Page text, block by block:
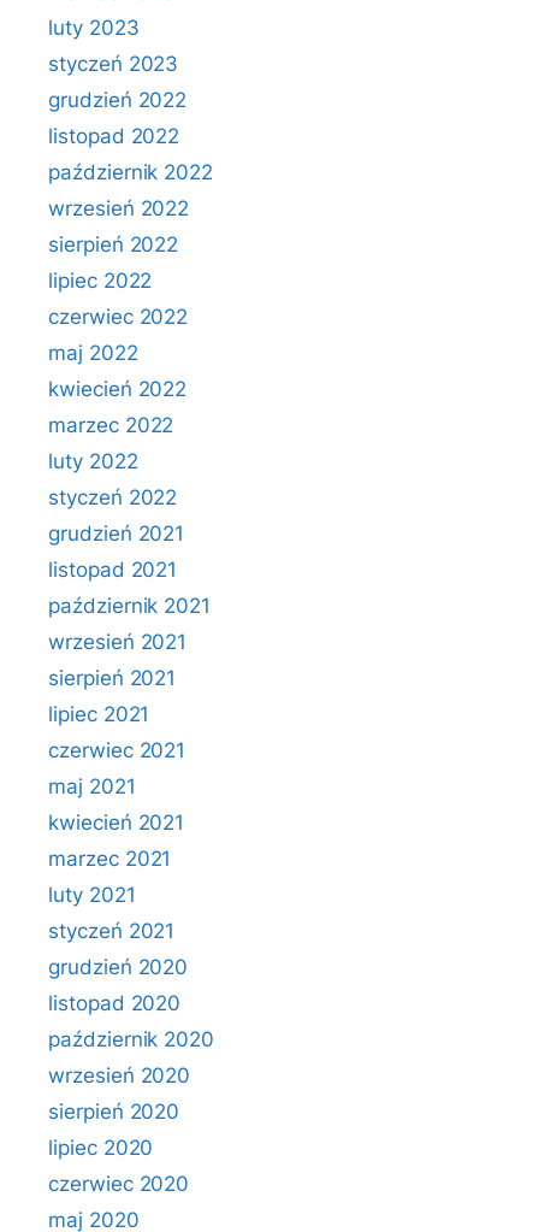
luty 2023
styczeń 2023
grudzień 2022
listopad 2022
październik 2022
wrzesień 2022
sierpień 2022
lipiec 2022
czerwiec 2022
maj 2022
kwiecień 2022
marzec 2022
luty 2022
styczeń 2022
grudzień 2021
listopad 2021
październik 2021
wrzesień 2021
sierpień 2021
lipiec 2021
czerwiec 2021
maj 2021
kwiecień 2021
marzec 2021
luty 2021
styczeń 2021
grudzień 2020
listopad 2020
październik 2020
wrzesień 2020
sierpień 2020
lipiec 2020
czerwiec 2020
maj 2020